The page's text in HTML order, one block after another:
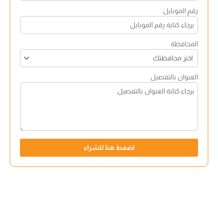
رقم الموبايل
المحافظة
العنوان بالتفصيل
اضغط هنا للشراء